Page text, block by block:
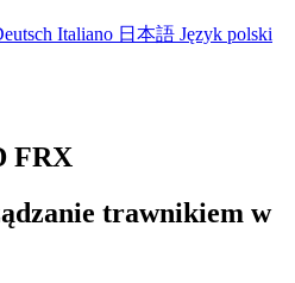
Italiano 日本語 Język polski
FRX
trawnikiem w